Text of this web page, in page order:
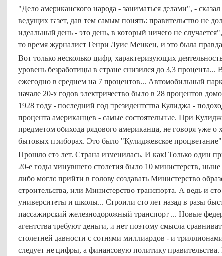
"Дело американского народа - заниматься делами", -
ведущих газет, дав тем самым понять: правительство не
идеальный день - это день, в который ничего не
то время журналист Генри Луис Менкен, и это была
Вот только несколько цифр, характеризующих
уровень безработицы в стране снизился до 3,3
ежегодно в среднем на 7 процентов... Автомобильный
начале 20-х годов электричество было в 28 процентов
1928 году - последний год президентства Кулиджа -
процента американцев - самые состоятельные. При
предметом обихода рядового американца, не говоря уже о
бытовых приборах. Это было "Кулиджевское
Прошло сто лет. Страна изменилась. И как! Только один
20-е годы минувшего столетия было 10 министерств, ныне
либо могло прийти в голову создавать Министерство
строительства, или Министерство транспорта. А ведь и
университеты и школы... Строили сто лет назад в разы
пассажирский железнодорожный транспорт ... Новые
агентства требуют деньги, и нет поэтому смысла
столетней давности с сотнями миллиардов - и
следует не цифры, а финансовую политику